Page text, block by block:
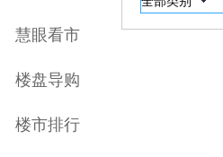
慧眼看市
楼盘导购
楼市排行